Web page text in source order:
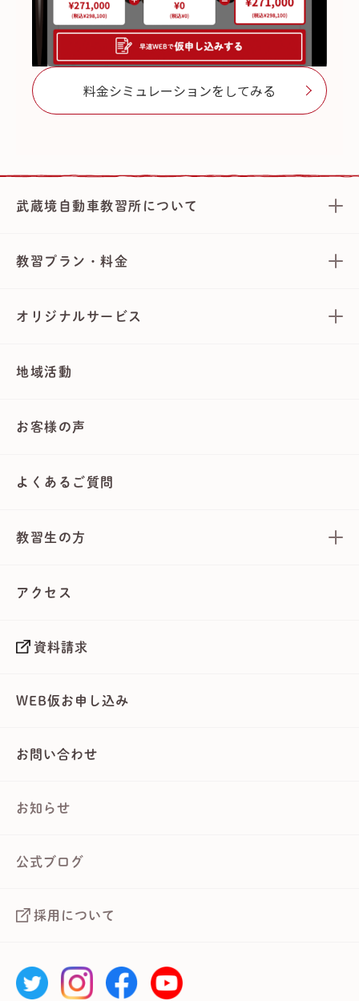
料金シミュレーションをしてみる
武蔵境自動車教習所について
教習プラン・料金
オリジナルサービス
地域活動
お客様の声
よくあるご質問
教習生の方
アクセス
資料請求
WEB仮お申し込み
お問い合わせ
お知らせ
公式ブログ
採用について